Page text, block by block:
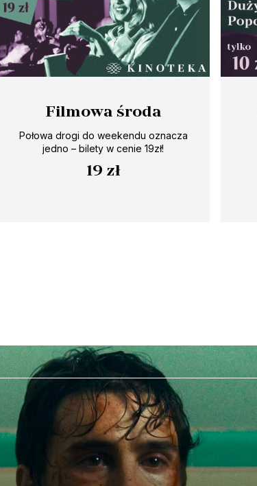
Filmowa środa
Połowa drogi do weekendu oznacza
jedno – bilety w cenie 19zł!
19 zł